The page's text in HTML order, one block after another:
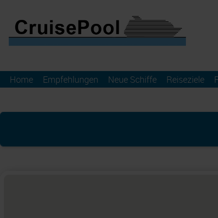
Home Empfehlungen Neue Schiffe Reiseziele